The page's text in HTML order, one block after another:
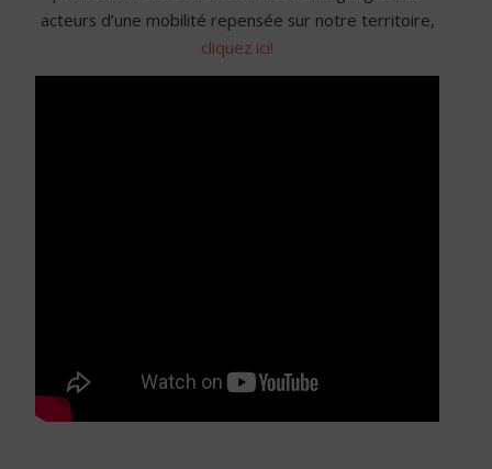
acteurs d’une mobilité repensée sur notre territoire,
cliquez ici!